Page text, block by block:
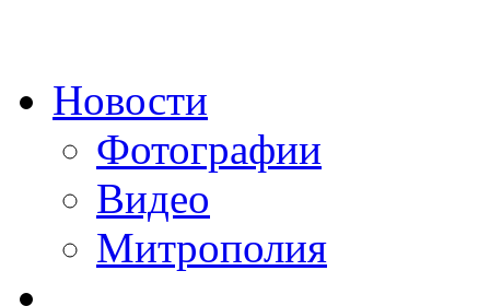
Новости
Фотографии
Видео
Митрополия